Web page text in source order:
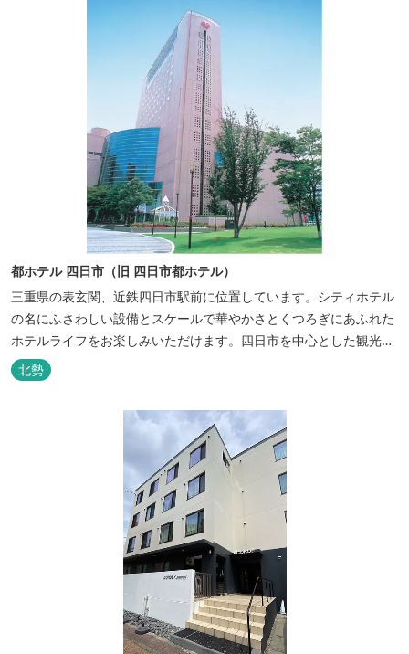
都ホテル 四日市（旧 四日市都ホテル）
三重県の表玄関、近鉄四日市駅前に位置しています。シティホテル
の名にふさわしい設備とスケールで華やかさとくつろぎにあふれた
ホテルライフをお楽しみいただけます。四日市を中心とした観光、
ビジネス、会議やゴルフ場などへの基点として便利にご利用いただ
けます。
北勢